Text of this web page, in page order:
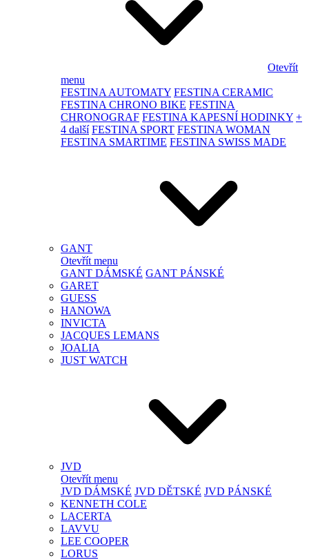
Otevřít
menu
FESTINA AUTOMATY FESTINA CERAMIC
FESTINA CHRONO BIKE FESTINA
CHRONOGRAF FESTINA KAPESNÍ HODINKY +
4 další FESTINA SPORT FESTINA WOMAN
FESTINA SMARTIME FESTINA SWISS MADE
GANT
Otevřít menu
GANT DÁMSKÉ GANT PÁNSKÉ
GARET
GUESS
HANOWA
INVICTA
JACQUES LEMANS
JOALIA
JUST WATCH
JVD
Otevřít menu
JVD DÁMSKÉ JVD DĚTSKÉ JVD PÁNSKÉ
KENNETH COLE
LACERTA
LAVVU
LEE COOPER
LORUS